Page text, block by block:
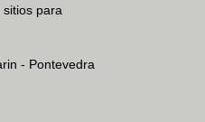
para
- Pontevedra